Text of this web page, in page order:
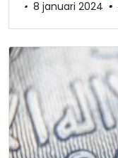
• 8 januari 2024 •